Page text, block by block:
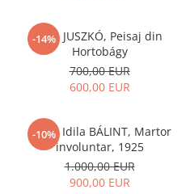
-14%
Béla JUSZKÓ, Peisaj din
Hortobágy
700,00 EUR
600,00 EUR
-10%
Gyula Idila BÁLINT, Martor
involuntar, 1925
1.000,00 EUR
900,00 EUR